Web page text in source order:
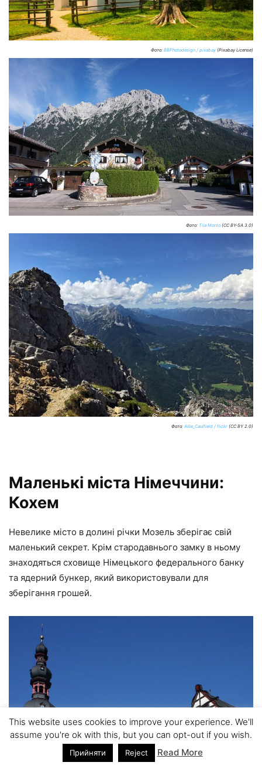
Фото: BBPhotodesign / pixabay (Pixabay License)
Фото: Tiia Monto (CC BY-SA 3.0)
Фото: Allie_Caulfield / flickr (CC BY 2.0)
Маленькі міста Німеччини:
Кохем
Невелике місто в долині річки Мозель зберігає свій
маленький секрет. Крім стародавнього замку в ньому
знаходяться сховище Німецького федерального банку
та ядерний бункер, який використовували для
зберігання грошей.
This website uses cookies to improve your experience. We'll
assume you're ok with this, but you can opt-out if you wish.
Прийняти Reject Read More